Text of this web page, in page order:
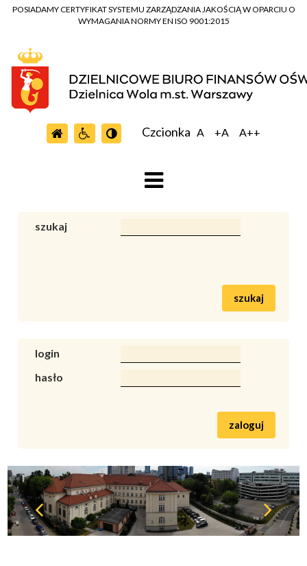
POSIADAMY CERTYFIKAT SYSTEMU ZARZĄDZANIA JAKOŚCIĄ W OPARCIU O
WYMAGANIA NORMY EN ISO 9001:2015
Czcionka A +A A++
szukaj
szukaj
login
hasło
zaloguj